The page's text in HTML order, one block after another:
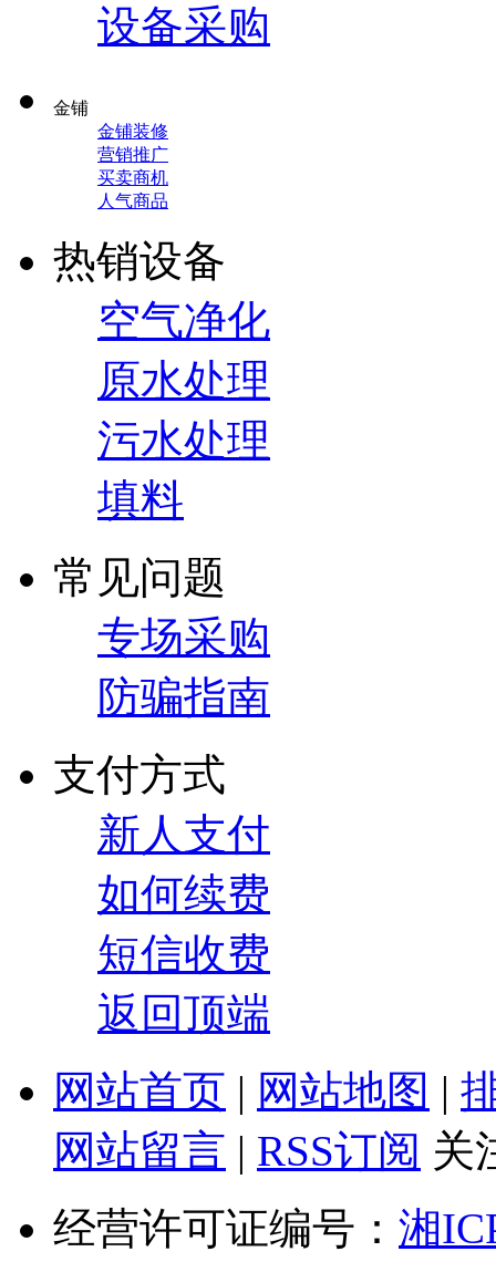
设备采购
金铺
金铺装修
营销推广
买卖商机
人气商品
热销设备
空气净化
原水处理
污水处理
填料
常见问题
专场采购
防骗指南
支付方式
新人支付
如何续费
短信收费
返回顶端
网站首页 | 网站地图 |
网站留言 | RSS订阅 关
经营许可证编号： 湘